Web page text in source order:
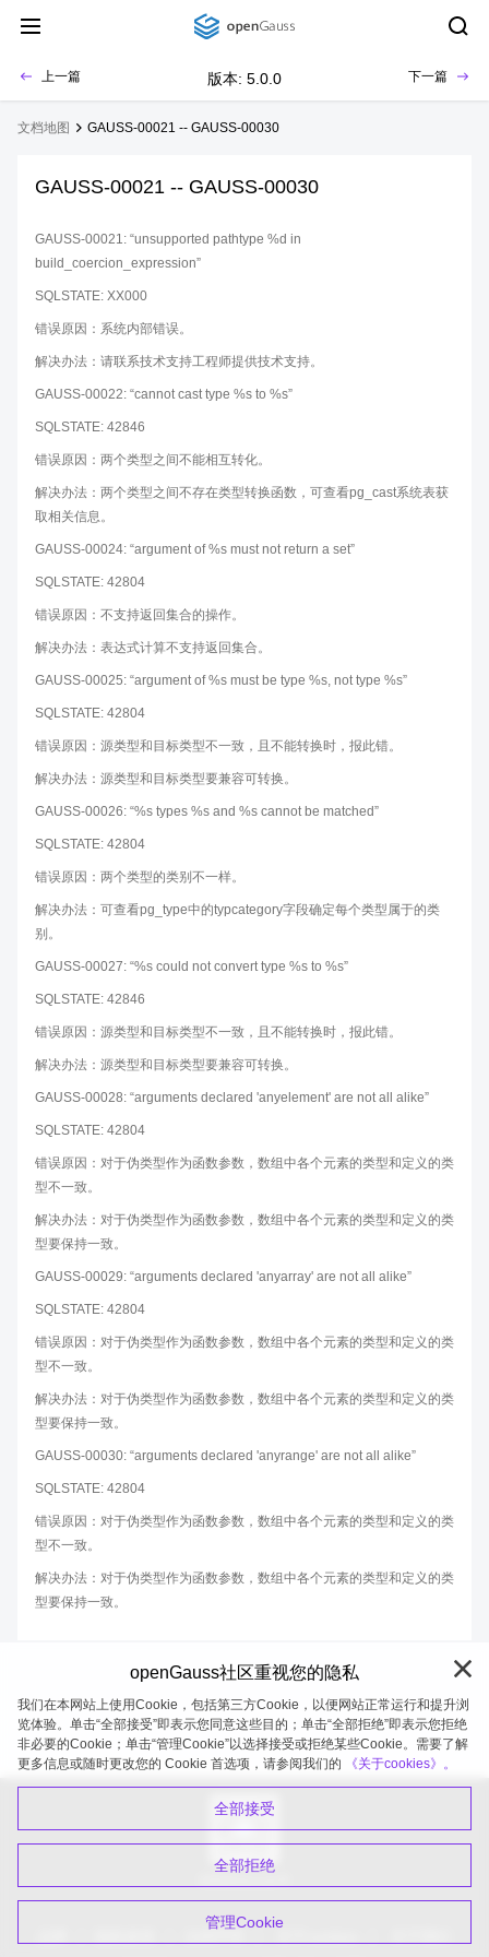
上一篇 版本: 5.0.0 下一篇
文档地图 GAUSS-00021 -- GAUSS-00030
GAUSS-00021 -- GAUSS-00030
GAUSS-00021: “unsupported pathtype %d in
build_coercion_expression”
SQLSTATE: XX000
错误原因：系统内部错误。
解决办法：请联系技术支持工程师提供技术支持。
GAUSS-00022: “cannot cast type %s to %s”
SQLSTATE: 42846
错误原因：两个类型之间不能相互转化。
解决办法：两个类型之间不存在类型转换函数，可查看pg_cast系统表获
取相关信息。
GAUSS-00024: “argument of %s must not return a set”
SQLSTATE: 42804
错误原因：不支持返回集合的操作。
解决办法：表达式计算不支持返回集合。
GAUSS-00025: “argument of %s must be type %s, not type %s”
SQLSTATE: 42804
错误原因：源类型和目标类型不一致，且不能转换时，报此错。
解决办法：源类型和目标类型要兼容可转换。
GAUSS-00026: “%s types %s and %s cannot be matched”
SQLSTATE: 42804
错误原因：两个类型的类别不一样。
解决办法：可查看pg_type中的typcategory字段确定每个类型属于的类
别。
GAUSS-00027: “%s could not convert type %s to %s”
SQLSTATE: 42846
错误原因：源类型和目标类型不一致，且不能转换时，报此错。
解决办法：源类型和目标类型要兼容可转换。
GAUSS-00028: “arguments declared 'anyelement' are not all alike”
SQLSTATE: 42804
错误原因：对于伪类型作为函数参数，数组中各个元素的类型和定义的类
型不一致。
解决办法：对于伪类型作为函数参数，数组中各个元素的类型和定义的类
型要保持一致。
GAUSS-00029: “arguments declared 'anyarray' are not all alike”
SQLSTATE: 42804
错误原因：对于伪类型作为函数参数，数组中各个元素的类型和定义的类
型不一致。
解决办法：对于伪类型作为函数参数，数组中各个元素的类型和定义的类
型要保持一致。
GAUSS-00030: “arguments declared 'anyrange' are not all alike”
SQLSTATE: 42804
错误原因：对于伪类型作为函数参数，数组中各个元素的类型和定义的类
型不一致。
解决办法：对于伪类型作为函数参数，数组中各个元素的类型和定义的类
型要保持一致。
openGauss 2026-08-05 20:27:52
openGauss社区重视您的隐私
我们在本网站上使用Cookie，包括第三方Cookie，以便网站正常运行和提升浏
览体验。单击“全部接受”即表示您同意这些目的；单击“全部拒绝”即表示您拒绝
非必要的Cookie；单击“管理Cookie”以选择接受或拒绝某些Cookie。需要了解
更多信息或随时更改您的 Cookie 首选项，请参阅我们的
《关于cookies》。
全部接受
全部拒绝
管理Cookie